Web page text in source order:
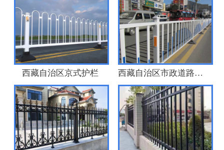
西藏自治区京式护栏 西藏自治区市政道路护栏